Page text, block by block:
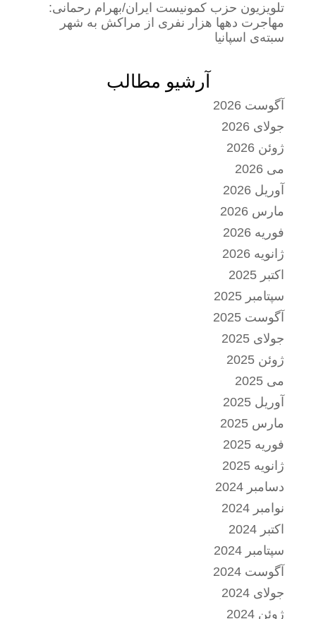
تلویزیون حزب کمونیست ایران/بهرام رحمانی:
مهاجرت دهها هزار نفری از مراکش به شهر
سبته‌ی اسپانیا
آرشیو مطالب
آگوست 2026
جولای 2026
ژوئن 2026
می 2026
آوریل 2026
مارس 2026
فوریه 2026
ژانویه 2026
اکتبر 2025
سپتامبر 2025
آگوست 2025
جولای 2025
ژوئن 2025
می 2025
آوریل 2025
مارس 2025
فوریه 2025
ژانویه 2025
دسامبر 2024
نوامبر 2024
اکتبر 2024
سپتامبر 2024
آگوست 2024
جولای 2024
ژوئن 2024